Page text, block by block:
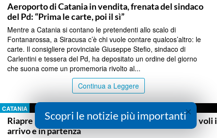
Aeroporto di Catania in vendita, frenata del sindaco
del Pd: “Prima le carte, poi il sì”
Mentre a Catania si contano le pretendenti allo scalo di
Fontanarossa, a Siracusa c’è chi vuole contare qualcos’altro: le
carte. Il consigliere provinciale Giuseppe Stefio, sindaco di
Carlentini e tessera del Pd, ha depositato un ordine del giorno
che suona come un promemoria rivolto al...
Continua a Leggere
CATANIA
Riapre l’aeroporto di Catania, dalle 11,30 regolari i voli
arrivo e in partenza
×
Scopri le notizie più importanti